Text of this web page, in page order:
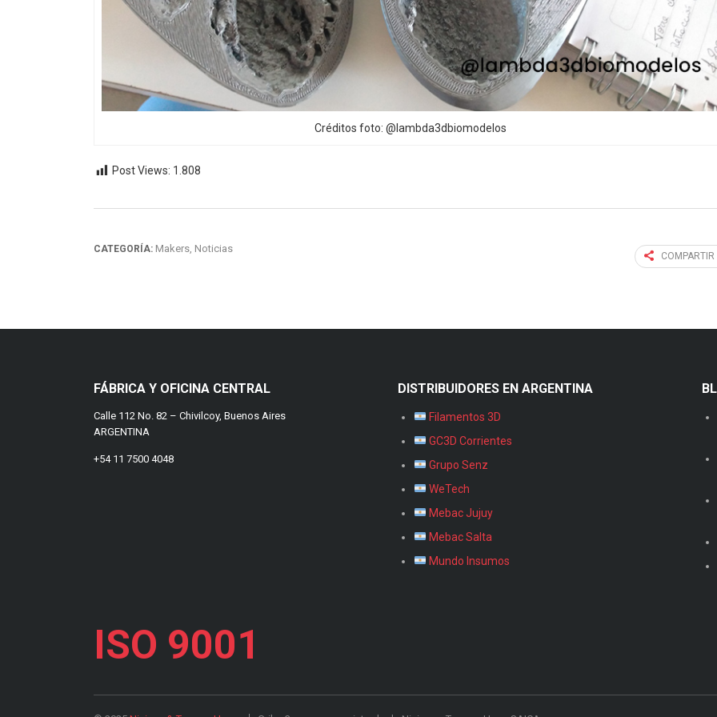
Créditos foto: @lambda3dbiomodelos
Post Views: 1.808
CATEGORÍA: Makers Noticias
COMPARTIR
FÁBRICA Y OFICINA CENTRAL
Calle 112 No. 82 – Chivilcoy, Buenos Aires
ARGENTINA
+54 11 7500 4048
DISTRIBUIDORES EN ARGENTINA
Filamentos 3D
GC3D Corrientes
Grupo Senz
WeTech
Mebac Jujuy
Mebac Salta
Mundo Insumos
ISO 9001